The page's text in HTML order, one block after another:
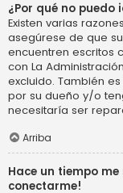
¿Por qué no puedo
Existen varias
asegúrese de que
encuentren escritos
con La
excluido. También
por su dueño y/o
necesitaría ser
Arriba
Hace un tiempo
conectarme!